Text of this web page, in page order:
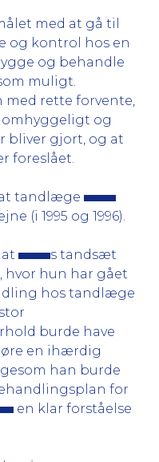
med at gå til
og kontrol hos en
og behandle
muligt.
rette forvente,
og
bliver gjort, og at
foreslået.
tandlæge
(i 1995 og 1996).
s tandsæt
hvor hun har gået
hos tandlæge
burde have
en ihærdig
han burde
for
en klar forståelse